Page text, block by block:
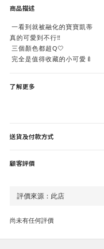
商品描述
一看到就被融化的寶寶凱蒂
真的可愛到不行‼️
三個顏色都超Q🤍
完全是值得收藏的小可愛🍼
了解更多
送貨及付款方式
顧客評價
尚未有任何評價